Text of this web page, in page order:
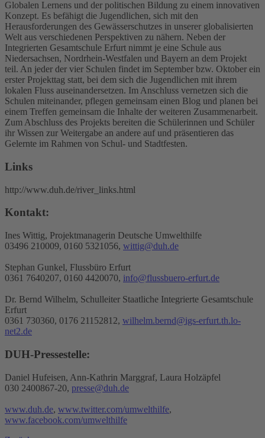
Globalen Lernens und der politischen Bildung zu einem innovativen
Konzept. Es befähigt die Jugendlichen, sich mit den
Herausforderungen des Gewässerschutzes in unserer globalisierten
Welt aus verschiedenen Perspektiven zu nähern. Neben der
Integrierten Gesamtschule Erfurt nimmt je eine Schule aus
Niedersachsen, Nordrhein-Westfalen und Bayern an dem Projekt
teil. An jeder der vier Schulen findet im September bzw. Oktober ein
erster Projekttag statt, bei dem sich die Jugendlichen mit ihrem
lokalen Fluss auseinandersetzen. Im Anschluss vernetzen sich die
Schulen miteinander, pflegen gemeinsam einen Blog und planen bei
einem Treffen gemeinsam die Inhalte der weiteren Zusammenarbeit.
Zum Abschluss des Projekts bereiten die Schülerinnen und Schüler
ihr Wissen zur Weitergabe an andere auf und präsentieren das
Gelernte im Rahmen von Schul- und Stadtfesten.
Links
http://www.duh.de/river_links.html
Kontakt:
Ines Wittig, Projektmanagerin Deutsche Umwelthilfe
03496 210009, 0160 5321056, wittig@duh.de
Stephan Gunkel, Flussbüro Erfurt
0361 7640207, 0160 4420070, info@flussbuero-erfurt.de
Dr. Bernd Wilhelm, Schulleiter Staatliche Integrierte Gesamtschule
Erfurt
0361 730360, 0176 21152812, wilhelm.bernd@igs-erfurt.th.lo-
net2.de
DUH-Pressestelle:
Daniel Hufeisen, Ann-Kathrin Marggraf, Laura Holzäpfel
030 2400867-20, presse@duh.de
www.duh.de, www.twitter.com/umwelthilfe,
www.facebook.com/umwelthilfe